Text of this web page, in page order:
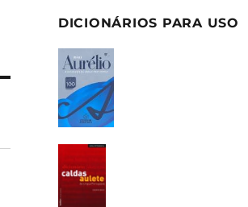
DICIONÁRIOS PARA USO